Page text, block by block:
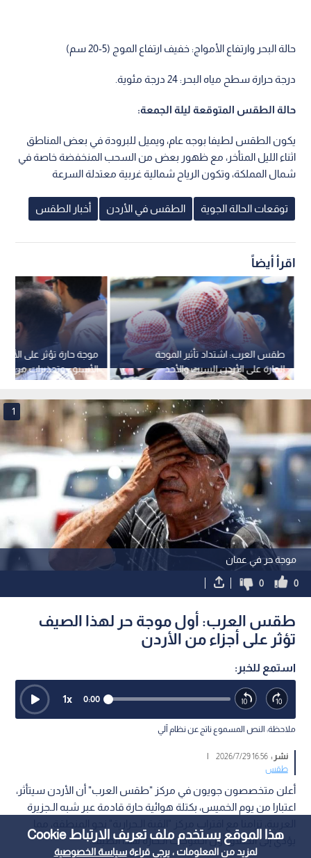
هذا الموقع يستخدم ملف تعريف الارتباط Cookie
لمزيد من المعلومات ، يرجى قراءةسياسة الخصوصية
حالة البحر وارتفاع الأمواج: خفيف ارتفاع الموج (5-20 سم)
درجة حرارة سطح مياه البحر: 24 درجة مئوية.
حالة الطقس المتوقعة ليلة الجمعة:
يكون الطقس لطيفا بوجه عام، ويميل للبرودة في بعض المناطق
اثناء الليل المتأخر، مع ظهور بعض من السحب المنخفضة خاصة في
شمال المملكة، وتكون الرياح شمالية غربية معتدلة السرعة
توقعات الحالة الجوية الطقس في الأردن أخبار الطقس
اقرأ أيضاً
موجة حارة تؤثر على
الأسبوع وتحذيرات من
المباشر للشمس
طقس العرب: اشتداد تأثير الموجة
الحارة على الأردن السبت والأحد
موجة حر في عمان
1
0
0
طقس العرب: أول موجة حر لهذا الصيف
تؤثر على أجزاء من الأردن
استمع للخبر:
0:00
1x
ملاحظة: النص المسموع ناتج عن نظام آلي
نشر :16:56 2026/7/29
|
طقس
أعلن متخصصون جويون في مركز "طقس العرب" أن الأردن سيتأثر،
اعتبارا من يوم الخميس، بكتلة هوائية حارة قادمة عبر شبه الـجزيرة
يؤدي إلى انطلاق أول الـموجات الـحارة لهذا الصيف.